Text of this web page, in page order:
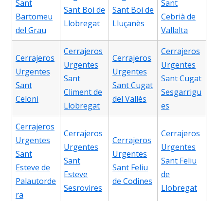
Sant
Bartomeu
del Grau
Sant Boi de
Llobregat
Sant Boi de
Lluçanès
Sant
Cebrià de
Vallalta
Cerrajeros
Urgentes
Sant
Celoni
Cerrajeros
Urgentes
Sant
Climent de
Llobregat
Cerrajeros
Urgentes
Sant Cugat
del Vallès
Cerrajeros
Urgentes
Sant Cugat
Sesgarrigu
es
Cerrajeros
Urgentes
Sant
Esteve de
Palautorde
ra
Cerrajeros
Urgentes
Sant
Esteve
Sesrovires
Cerrajeros
Urgentes
Sant Feliu
de Codines
Cerrajeros
Urgentes
Sant Feliu
de
Llobregat